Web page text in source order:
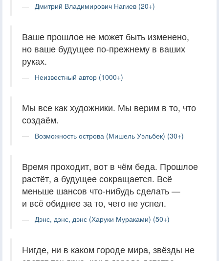
Дмитрий Владимирович Нагиев (20+)
Ваше прошлое не может быть изменено,
но ваше будущее по-прежнему в ваших
руках.
Неизвестный автор (1000+)
Мы все как художники. Мы верим в то, что
создаём.
Возможность острова (Мишель Уэльбек) (30+)
Время проходит, вот в чём беда. Прошлое
растёт, а будущее сокращается. Всё
меньше шансов что-нибудь сделать —
и всё обиднее за то, чего не успел.
Дэнс, дэнс, дэнс (Харуки Мураками) (50+)
Нигде, ни в каком городе мира, звёзды не